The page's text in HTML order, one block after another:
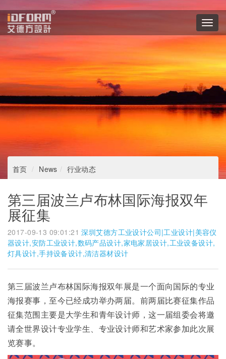
首页 News 行业动态
第三届波兰卢布林国际海报双年
展征集
2017-09-13 09:01:21 深圳艾德方工业设计公司|工业设计|美容仪
器设计,安防工业设计,数码产品设计,家电家居设计,工业设备设计,
灯具设计,手持设备设计,清洁器材设计
第三届波兰卢布林国际海报双年展是一个面向国际的专业
海报赛事，至今已经成功举办两届。前两届比赛征集作品
征集范围主要是大学生和青年设计师，这一届组委会将邀
请全世界设计专业学生、专业设计师和艺术家参加此次展
览赛事。